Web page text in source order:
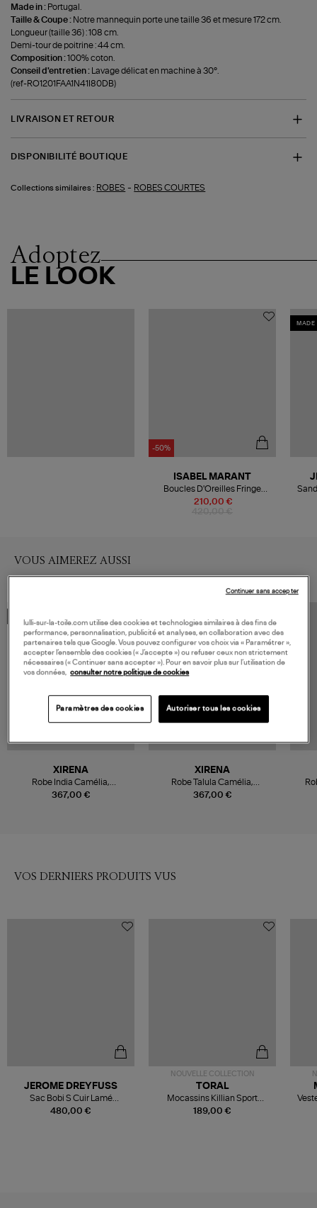
Made in : Portugal.
Taille & Coupe : Notre mannequin porte une taille 36 et mesure 172 cm.
Longueur (taille 36) : 108 cm.
Demi-tour de poitrine : 44 cm.
Composition :100% coton.
Conseil d'entretien :
Lavage délicat en machine à 30°.
(ref-RO1201FAA1N41I80DB)
LIVRAISON ET RETOUR
DISPONIBILITÉ BOUTIQUE
Collections similaires : ROBES - ROBES COURTES
Adoptez
LE LOOK
-50%
210,00 €
ISABEL MARANT
Boucles D'Oreilles Fringe
Hoops Dore
MADE
VOUS AIMEREZ AUSSI
367,00 €
XIRENA
Robe India Camélia,
Collaboration Xirena x Léa
367,00 €
XIRENA
Robe Talula Camélia,
Collaboration Xirena x Léa
VOS DERNIERS PRODUITS VUS
480,00 €
JEROME DREYFUSS
Sac Bobi S Cuir Lamé
Champagne
NOUVELLE COLLECTION
189,00 €
TORAL
Mocassins Killian Sport
Mousse
lulli-sur-la-toile.com utilise des cookies et technologies similaires à des fins de
performance, personnalisation, publicité et analyses, en collaboration avec des
partenaires tels que Google. Vous pouvez configurer vos choix via « Paramétrer »,
accepter l’ensemble des cookies (« J’accepte ») ou refuser ceux non strictement
nécessaires (« Continuer sans accepter »). Pour en savoir plus sur l’utilisation de
vos données, consulter notre politique de cookies
Paramètres des cookies Autoriser tous les cookies
Continuer sans accepter